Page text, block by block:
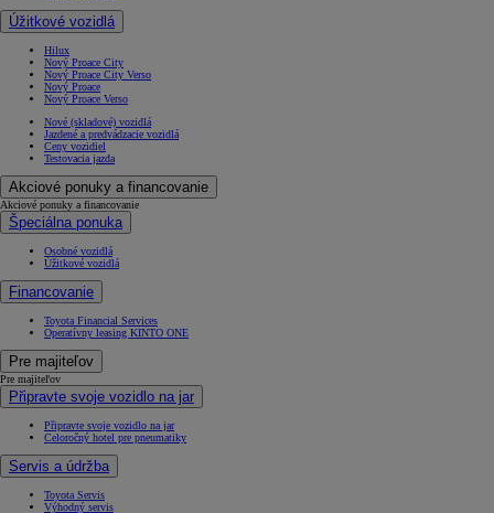
Úžitkové vozidlá
Hilux
Nový Proace City
Nový Proace City Verso
Nový Proace
Nový Proace Verso
Nové (skladové) vozidlá
Jazdené a predvádzacie vozidlá
Ceny vozidiel
Testovacia jazda
Akciové ponuky a financovanie
Akciové ponuky a financovanie
Špeciálna ponuka
Osobné vozidlá
Úžitkové vozidlá
Financovanie
Toyota Financial Services
Operatívny leasing KINTO ONE
Pre majiteľov
Pre majiteľov
Připravte svoje vozidlo na jar
Připravte svoje vozidlo na jar
Celoročný hotel pre pneumatiky
Servis a údržba
Toyota Servis
Výhodný servis